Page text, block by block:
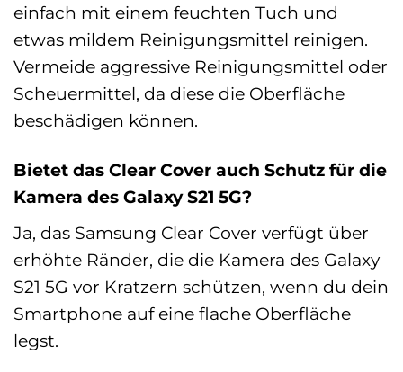
einfach mit einem feuchten Tuch und
etwas mildem Reinigungsmittel reinigen.
Vermeide aggressive Reinigungsmittel oder
Scheuermittel, da diese die Oberfläche
beschädigen können.
Bietet das Clear Cover auch Schutz für die
Kamera des Galaxy S21 5G?
Ja, das Samsung Clear Cover verfügt über
erhöhte Ränder, die die Kamera des Galaxy
S21 5G vor Kratzern schützen, wenn du dein
Smartphone auf eine flache Oberfläche
legst.